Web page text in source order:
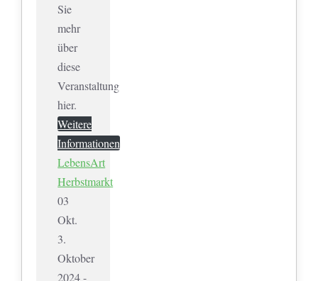
Sie
mehr
über
diese
Veranstaltung
hier.
Weitere
Informationen
LebensArt
Herbstmarkt
03
Okt.
3.
Oktober
2024 -